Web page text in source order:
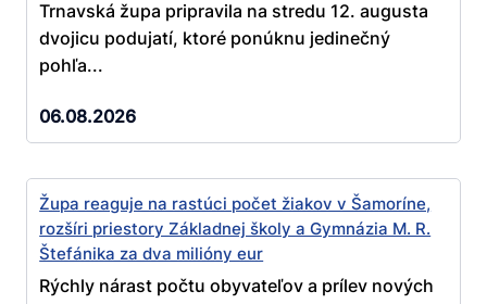
Trnavská župa pripravila na stredu 12. augusta
dvojicu podujatí, ktoré ponúknu jedinečný
pohľa...
06.08.2026
Župa reaguje na rastúci počet žiakov v Šamoríne,
rozšíri priestory Základnej školy a Gymnázia M. R.
Štefánika za dva milióny eur
Rýchly nárast počtu obyvateľov a prílev nových